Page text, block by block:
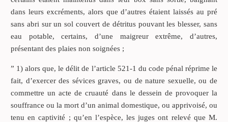
dans leurs excréments, alors que d’autres étaient laissés au pré
sans abri sur un sol couvert de détritus pouvant les blesser, sans
eau potable, certains, d’une maigreur extrême, d’autres,
présentant des plaies non soignées ;
” 1) alors que, le délit de l’article 521-1 du code pénal réprime le
fait, d’exercer des sévices graves, ou de nature sexuelle, ou de
commettre un acte de cruauté dans le dessein de provoquer la
souffrance ou la mort d’un animal domestique, ou apprivoisé, ou
tenu en captivité ; qu’en l’espèce, les juges ont relevé que M.